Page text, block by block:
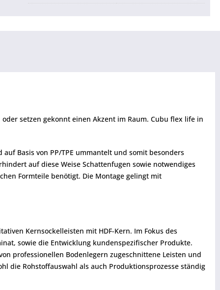
setzen gekonnt einen Akzent im Raum. Cubu flex life in
Basis von PP/TPE ummantelt und somit besonders
auf diese Weise Schattenfugen sowie notwendiges
Formteile benötigt. Die Montage gelingt mit
Kernsockelleisten mit HDF-Kern. Im Fokus des
sowie die Entwicklung kundenspezifischer Produkte.
professionellen Bodenlegern zugeschnittene Leisten und
die Rohstoffauswahl als auch Produktionsprozesse ständig